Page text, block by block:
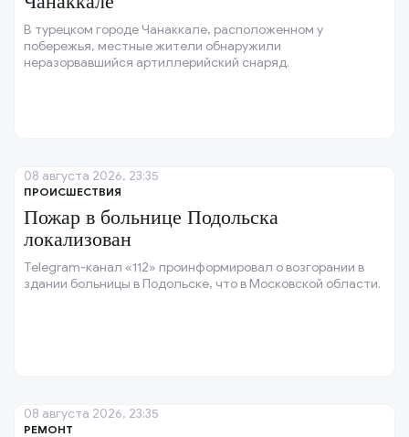
В турецком городе Чанаккале, расположенном у
побережья, местные жители обнаружили
неразорвавшийся артиллерийский снаряд.
ПРОИСШЕСТВИЯ
Пожар в больнице Подольска
локализован
Telegram-канал «112» проинформировал о возгорании в
здании больницы в Подольске, что в Московской области.
08 августа 2026, 23:35
РЕМОНТ
08 августа 2026, 23:35